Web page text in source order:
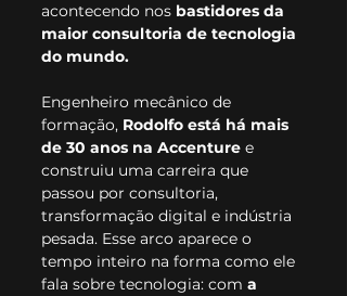
acontecendo nos bastidores da
maior consultoria de tecnologia
do mundo.
Engenheiro mecânico de
formação, Rodolfo está há mais
de 30 anos na Accenture e
construiu uma carreira que
passou por consultoria,
transformação digital e indústria
pesada. Esse arco aparece o
tempo inteiro na forma como ele
fala sobre tecnologia: com a